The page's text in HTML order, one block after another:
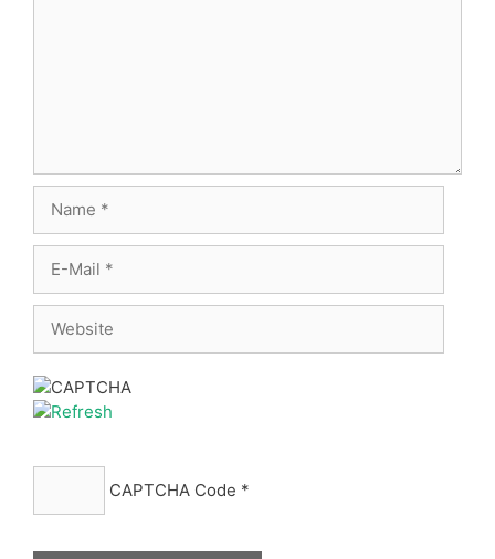
Mail
CAPTCHA Code *